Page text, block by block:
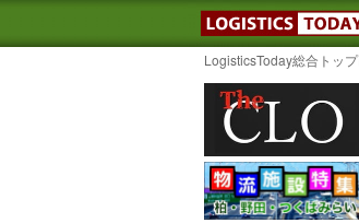
LogisticsToday総合トッ